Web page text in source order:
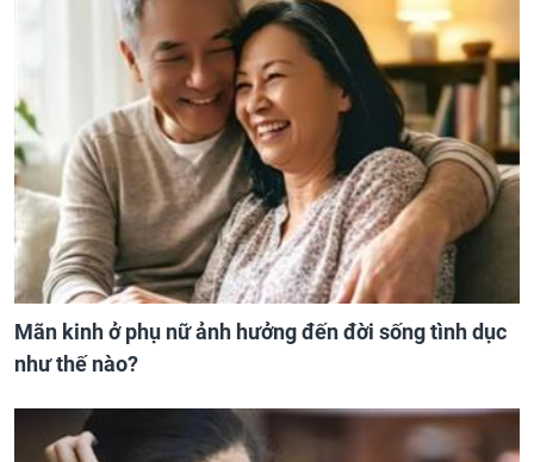
Mãn kinh ở phụ nữ ảnh hưởng đến đời sống tình dục
như thế nào?